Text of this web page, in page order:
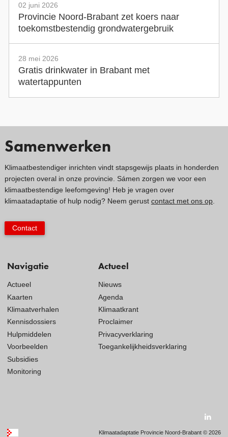
02 juni 2026
Provincie Noord-Brabant zet koers naar
toekomstbestendig grondwatergebruik
28 mei 2026
Gratis drinkwater in Brabant met
watertappunten
Navigatie
Actueel
Kaarten
Klimaatverhalen
Kennisdossiers
Hulpmiddelen
Voorbeelden
Subsidies
Monitoring
Actueel
Nieuws
Agenda
Klimaatkrant
Proclaimer
Privacyverklaring
Toegankelijkheidsverklaring
Samenwerken
Klimaatbestendiger inrichten vindt stapsgewijs plaats in honderden
projecten overal in onze provincie. Sámen zorgen we voor een
klimaatbestendige leefomgeving! Heb je vragen over
klimaatadaptatie of hulp nodig? Neem gerust contact met ons op.
Contact
Klimaatadaptatie Provincie Noord-Brabant © 2026
social